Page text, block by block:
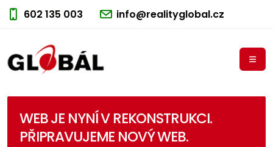
602 135 003 info@realityglobal.cz
WEB JE NYNÍ V REKONSTRUKCI.
PŘIPRAVUJEME NOVÝ WEB.